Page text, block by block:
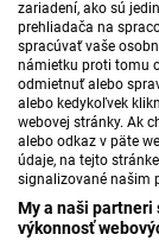
zariadení, ako sú
prehliadača na
spracúvať vaše
námietku proti tomu
odmietnuť alebo
alebo kedykoľvek
webovej stránky. Ak
alebo odkaz v päte
údaje, na tejto
signalizované našim
My a naši partneri
výkonnosť
Pripravil: Kristián
Jednotka